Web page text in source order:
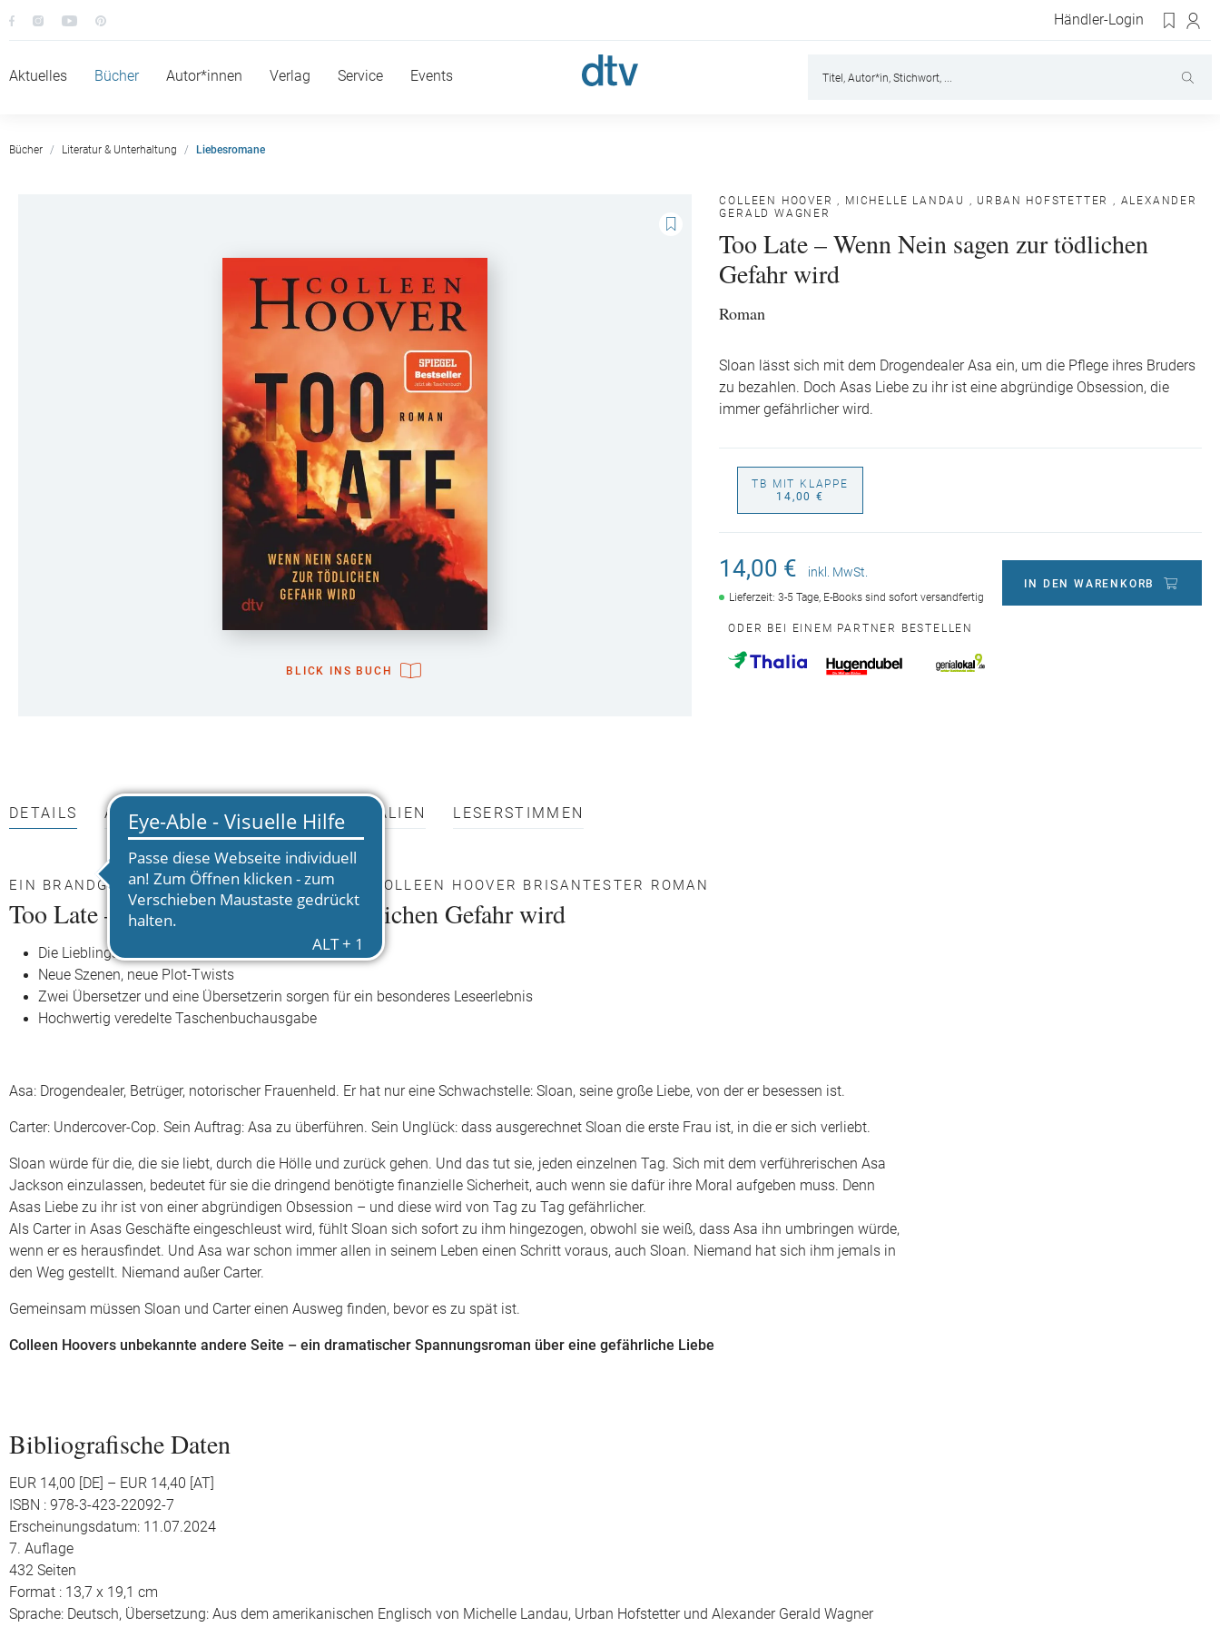
Händler-Login
Aktuelles Bücher Autor*innen Verlag Service Events
Bücher Literatur & Unterhaltung Liebesromane
BLICK INS BUCH
COLLEEN HOOVER , MICHELLE LANDAU , URBAN HOFSTETTER , ALEXANDER
GERALD WAGNER
Too Late – Wenn Nein sagen zur tödlichen
Gefahr wird
Roman
Sloan lässt sich mit dem Drogendealer Asa ein, um die Pflege ihres Bruders
zu bezahlen. Doch Asas Liebe zu ihr ist eine abgründige Obsession, die
immer gefährlicher wird.
TB MIT KLAPPE
14,00 €
14,00 € inkl. MwSt.
Lieferzeit: 3-5 Tage, E-Books sind sofort versandfertig
IN DEN WARENKORB
ODER BEI EINEM PARTNER BESTELLEN
DETAILS AUTOR*INNEN PRESSEMATERIALIEN LESERSTIMMEN
EIN BRANDGEFÄHRLICHES DREIECKSSPIEL – COLLEEN HOOVER BRISANTESTER ROMAN
Too Late – Wenn Nein sagen zur tödlichen Gefahr wird
Die Lieblingstextversion der Autorin
Neue Szenen, neue Plot-Twists
Zwei Übersetzer und eine Übersetzerin sorgen für ein besonderes Leseerlebnis
Hochwertig veredelte Taschenbuchausgabe
Asa: Drogendealer, Betrüger, notorischer Frauenheld. Er hat nur eine Schwachstelle: Sloan, seine große Liebe, von der er besessen ist.
Carter: Undercover-Cop. Sein Auftrag: Asa zu überführen. Sein Unglück: dass ausgerechnet Sloan die erste Frau ist, in die er sich verliebt.
Sloan würde für die, die sie liebt, durch die Hölle und zurück gehen. Und das tut sie, jeden einzelnen Tag. Sich mit dem verführerischen Asa
Jackson einzulassen, bedeutet für sie die dringend benötigte finanzielle Sicherheit, auch wenn sie dafür ihre Moral aufgeben muss. Denn
Asas Liebe zu ihr ist von einer abgründigen Obsession – und diese wird von Tag zu Tag gefährlicher.
Als Carter in Asas Geschäfte eingeschleust wird, fühlt Sloan sich sofort zu ihm hingezogen, obwohl sie weiß, dass Asa ihn umbringen würde,
wenn er es herausfindet. Und Asa war schon immer allen in seinem Leben einen Schritt voraus, auch Sloan. Niemand hat sich ihm jemals in
den Weg gestellt. Niemand außer Carter.
Gemeinsam müssen Sloan und Carter einen Ausweg finden, bevor es zu spät ist.
Colleen Hoovers unbekannte andere Seite – ein dramatischer Spannungsroman über eine gefährliche Liebe
Bibliografische Daten
EUR 14,00 [DE] – EUR 14,40 [AT]
ISBN : 978-3-423-22092-7
Erscheinungsdatum: 11.07.2024
7. Auflage
432 Seiten
Format : 13,7 x 19,1 cm
Sprache: Deutsch, Übersetzung: Aus dem amerikanischen Englisch von Michelle Landau, Urban Hofstetter und Alexander Gerald Wagner